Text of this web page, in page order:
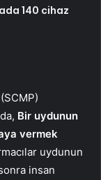
140 cihaz
Bir uydunun
vermek
uydunun
insan